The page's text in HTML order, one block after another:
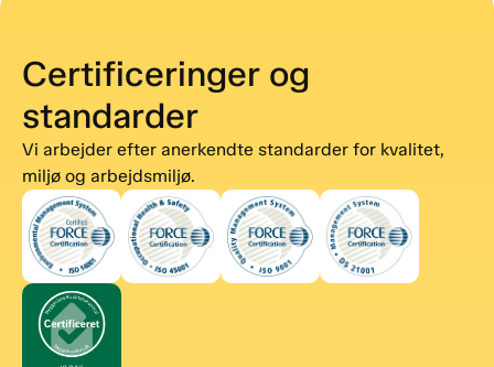
Certificeringer og
standarder
Vi arbejder efter anerkendte standarder for kvalitet,
miljø og arbejdsmiljø.